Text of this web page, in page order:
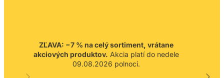
ZĽAVA: −7 % na celý sortiment, vrátane
akciových produktov. Akcia platí do nedele
09.08.2026 polnoci.